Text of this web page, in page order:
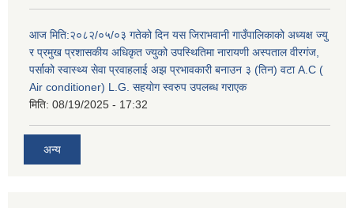
आज मिति:२०८२/०५/०३ गतेको दिन यस जिराभवानी गाउँपालिकाको अध्यक्ष ज्यु
र प्रमुख प्रशासकीय अधिकृत ज्युको उपस्थितिमा नारायणी अस्पताल वीरगंज,
पर्साको स्वास्थ्य सेवा प्रवाहलाई अझ प्रभावकारी बनाउन ३ (तिन) वटा A.C (
Air conditioner) L.G. सहयाेग स्वरुप उपलब्ध गराएक
मिति: 08/19/2025 - 17:32
अन्य